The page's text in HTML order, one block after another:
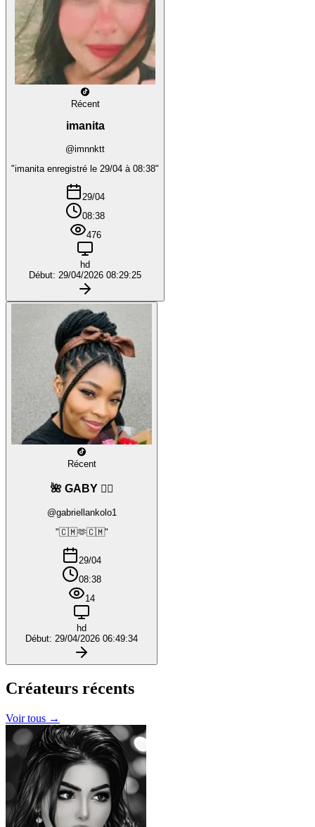
Récent
imanita
@imnnktt
"imanita enregistré le 29/04 à 08:38"
29/04
08:38
476
hd
Début: 29/04/2026 08:29:25
Récent
🌺 GABY ❤️‍🔥
@gabriellankolo1
"🇨🇲🫶🇨🇲"
29/04
08:38
14
hd
Début: 29/04/2026 06:49:34
Créateurs récents
Voir tous →